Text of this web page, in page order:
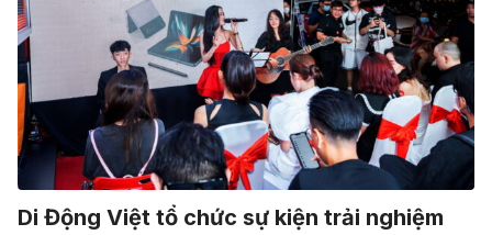
Di Động Việt tổ chức sự kiện trải nghiệm